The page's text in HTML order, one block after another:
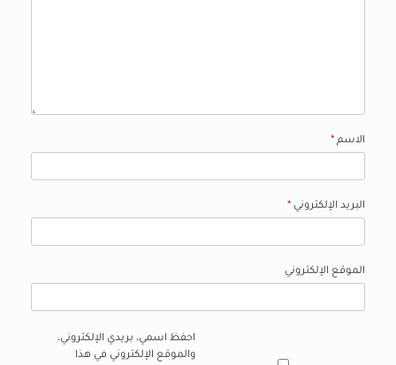
الاسم *
البريد الإلكتروني *
الموقع الإلكتروني
احفظ اسمي، بريدي الإلكتروني،
والموقع الإلكتروني في هذا